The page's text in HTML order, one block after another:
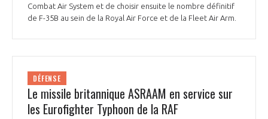
Combat Air System et de choisir ensuite le nombre définitif
de F-35B au sein de la Royal Air Force et de la Fleet Air Arm.
DÉFENSE
Le missile britannique ASRAAM en service sur
les Eurofighter Typhoon de la RAF